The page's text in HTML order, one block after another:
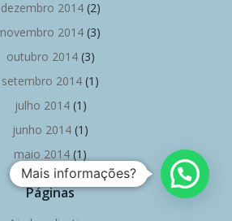
dezembro 2014(2)
novembro 2014 (3)
outubro 2014(3)
setembro 2014 (1)
julho 2014(1)
junho 2014 (1)
maio 2014 (1)
Páginas
Mais informações?